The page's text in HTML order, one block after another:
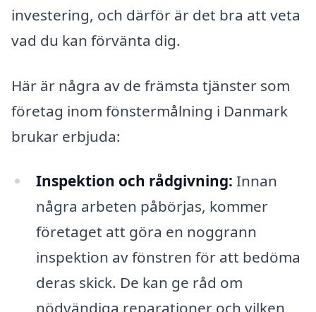
investering, och därför är det bra att veta
vad du kan förvänta dig.
Här är några av de främsta tjänster som
företag inom fönstermålning i Danmark
brukar erbjuda:
Inspektion och rådgivning: Innan
några arbeten påbörjas, kommer
företaget att göra en noggrann
inspektion av fönstren för att bedöma
deras skick. De kan ge råd om
nödvändiga reparationer och vilken